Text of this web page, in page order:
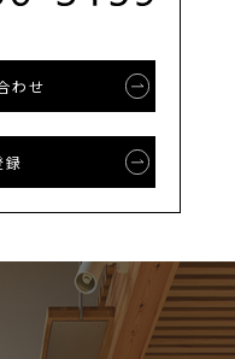
わせ
録